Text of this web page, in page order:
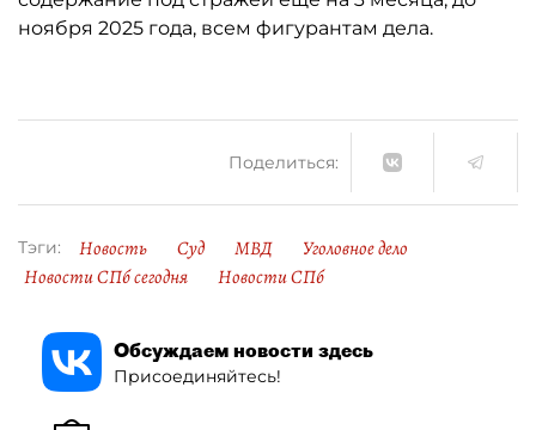
ноября 2025 года, всем фигурантам дела.
Поделиться:
Тэги: Новость Суд МВД
Уголовное дело
Новости СПб сегодня
Новости СПб
Обсуждаем новости здесь
Присоединяйтесь!